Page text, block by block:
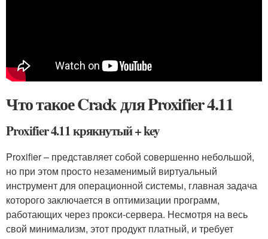
Что такое Crack для Proxifier 4.11
Proxifier 4.11 крякнутый + key
Proxifier – представляет собой совершенно небольшой,
но при этом просто незаменимый виртуальный
инструмент для операционной системы, главная задача
которого заключается в оптимизации программ,
работающих через прокси-сервера. Несмотря на весь
свой минимализм, этот продукт платный, и требует